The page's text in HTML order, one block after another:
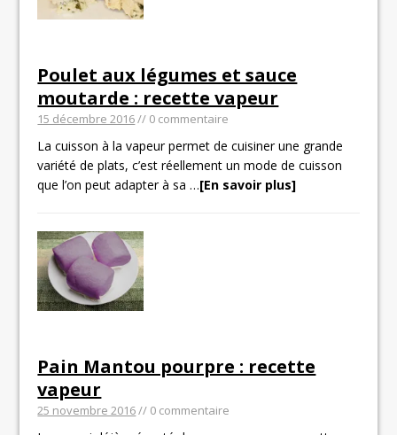
Poulet aux légumes et sauce
moutarde : recette vapeur
15 décembre 2016// 0 commentaire
La cuisson à la vapeur permet de cuisiner une grande
variété de plats, c’est réellement un mode de cuisson
que l’on peut adapter à sa…[En savoir plus]
Pain Mantou pourpre : recette
vapeur
25 novembre 2016// 0 commentaire